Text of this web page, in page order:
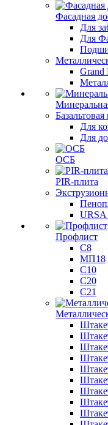
Фасадная
Для
Для
Grand
Базальтовая
Для
Для
ОСБ
PIR-плита
URSA
Профлист
С8
МП18
С10
С20
С21